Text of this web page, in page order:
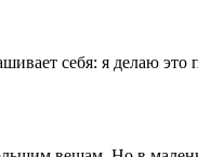
себя: я делаю